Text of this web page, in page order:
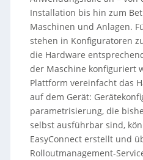
Installation bis hin zum
Maschinen und Anlagen.
stehen in Konfiguratoren
die Hardware
der Maschine konfiguriert
Plattform vereinfacht das
auf dem Gerät:
parametrisierung, die
selbst ausführbar sind,
EasyConnect erstellt und
Rolloutmanagement-